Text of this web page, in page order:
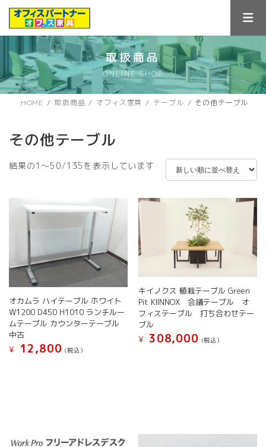
ス
キ
ン
に
取扱商品
ONLINE SHOP
HOME 取扱商品 オフィス家具 テーブル その他テーブル
その他テーブル
結果の1～50/135を表示しています
順
オカムラ ハイテーブル ホワイト
W1200 D450 H1010 ランチルー
ムテーブル カウンターテーブル
中古
¥
12,800 (税込）
キイノクス 植栽テーブル Green
Pit KIINNOX 会議テーブル オ
フィステーブル 打ち合わせテー
ブル
¥
308,000 (税込）